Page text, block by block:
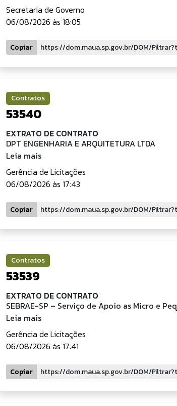
Secretaria de Governo
06/08/2026 às 18:05
Copiar
Contratos
53540
EXTRATO DE CONTRATO
DPT ENGENHARIA E ARQUITETURA LTDA
Leia mais
Gerência de Licitações
06/08/2026 às 17:43
Copiar
Contratos
53539
EXTRATO DE CONTRATO
SEBRAE-SP – Serviço de Apoio as Micro e
Leia mais
Gerência de Licitações
06/08/2026 às 17:41
Copiar